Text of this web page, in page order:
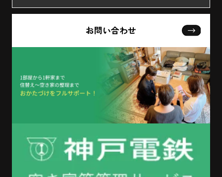
お問い合わせ